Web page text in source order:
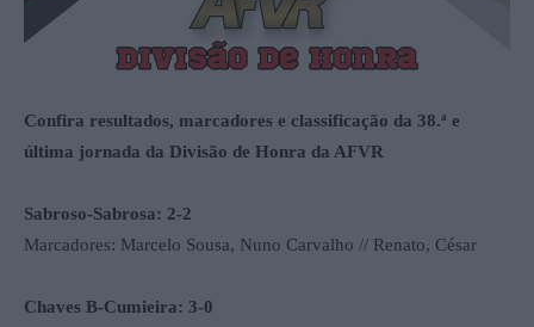
Confira resultados, marcadores e classificação da 38.ª e
última jornada da Divisão de Honra da AFVR
Sabroso-Sabrosa: 2-2
Marcadores: Marcelo Sousa, Nuno Carvalho // Renato, César
Chaves B-Cumieira: 3-0